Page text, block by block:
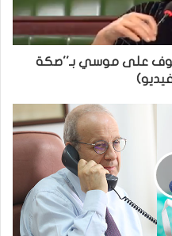
على موسي بـ''صكة